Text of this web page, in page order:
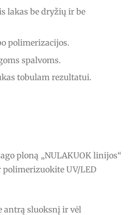
lakas be dryžių ir be
polimerizacijos.
spalvoms.
tobulam rezultatui.
ploną „NULAKUOK linijos“
UV/LED
antrą sluoksnį ir vėl